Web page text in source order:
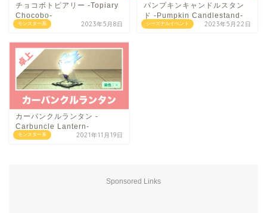
モンスター系
チョコボトピアリー -Topiary
Chocobo-
2023年5月8日 シーズナルイベント
パンプキンキャンドルスタン
ド -Pumpkin Candlestand-
2023年5月22日
モンスター系
カーバンクルランタン -
Carbuncle Lantern-
2021年11月19日
Sponsored Links